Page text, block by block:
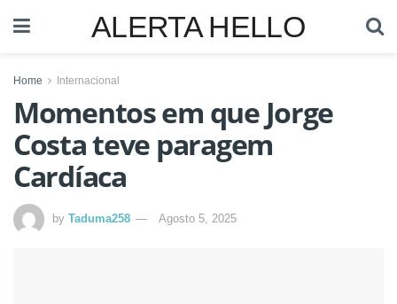
ALERTA HELLO
Home Internacional
Momentos em que Jorge
Costa teve paragem
Cardíaca
by Taduma258 Agosto 5, 2025